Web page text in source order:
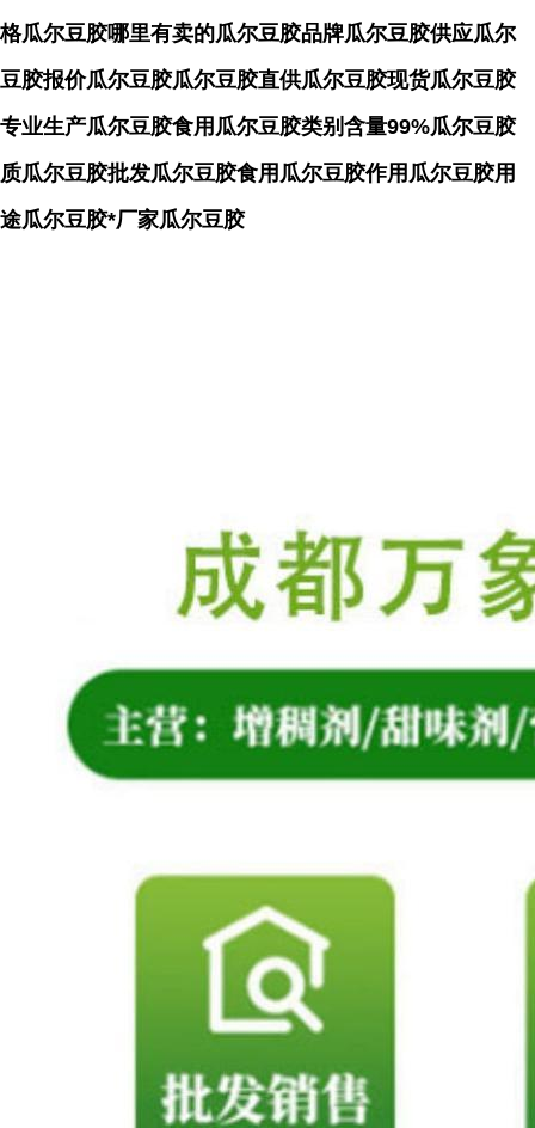
格瓜尔豆胶哪里有卖的瓜尔豆胶品牌瓜尔豆胶供应瓜尔
豆胶报价瓜尔豆胶瓜尔豆胶直供瓜尔豆胶现货瓜尔豆胶
专业生产瓜尔豆胶食用瓜尔豆胶类别含量99%瓜尔豆胶
质瓜尔豆胶批发瓜尔豆胶食用瓜尔豆胶作用瓜尔豆胶用
途瓜尔豆胶*厂家瓜尔豆胶